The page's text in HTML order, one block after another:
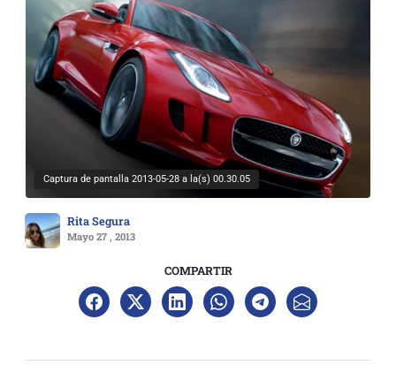
Captura de pantalla 2013-05-28 a la(s) 00.30.05
Rita Segura
Mayo 27 , 2013
COMPARTIR